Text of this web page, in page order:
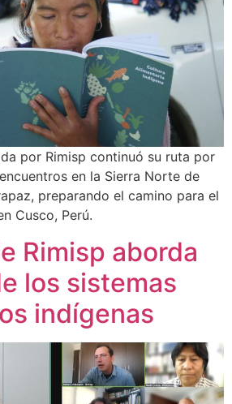
por Rimisp continuó su ruta por
en la Sierra Norte de
preparando el camino para el
Cusco, Perú.
Rimisp aborda
los sistemas
indígenas